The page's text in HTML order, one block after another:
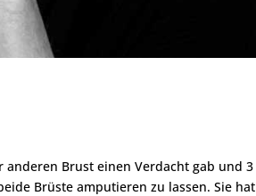
anderen Brust einen Verdacht gab und 3
Brüste amputieren zu lassen. Sie hat